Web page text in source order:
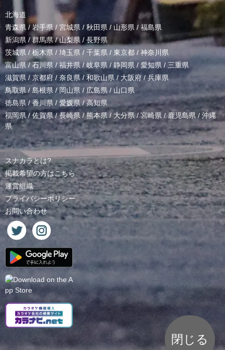
北海道
青森県 / 岩手県/ 宮城県 / 秋田県 / 山形県/ 福島県
新潟県 /群馬県/山梨県 / 長野県
茨城県 / 栃木県 / 埼玉県 / 千葉県 / 東京都 / 神奈川県
富山県 /石川県/福井県/岐阜県 / 静岡県 / 愛知県 / 三重県
滋賀県 / 京都府 / 奈良県 / 和歌山県/ 大阪府 /兵庫県
鳥取県/ 島根県 /岡山県/ 広島県 / 山口県
徳島県 /香川県 / 愛媛県/高知県
福岡県/佐賀県/長崎県 /熊本県/ 大分県/宮崎県 /鹿児島県 / 沖縄
県
スナカラとは?
掲載希望の方はこちら
運営組織
プライバシーポリシー
お問い合わせ
閉じる